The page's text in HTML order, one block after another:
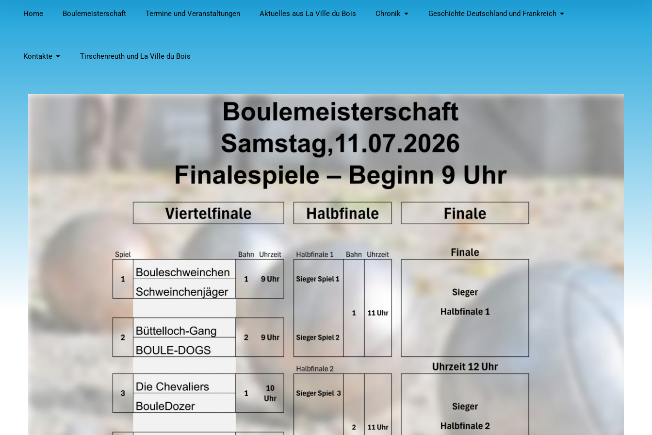
Home Boulemeisterschaft Termine und Veranstaltungen Aktuelles aus La Ville du Bois Chronik Geschichte Deutschland und Frankreich
Kontakte Tirschenreuth und La Ville du Bois